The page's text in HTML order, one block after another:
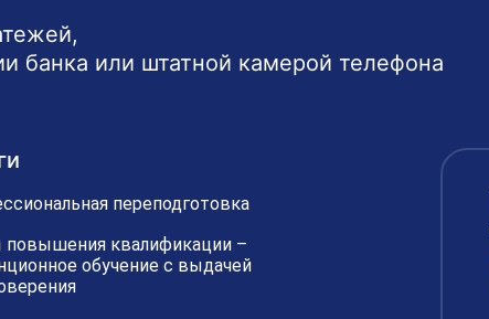
банка или штатной камерой телефона
переподготовка
повышения квалификации –
обучение с выдачей